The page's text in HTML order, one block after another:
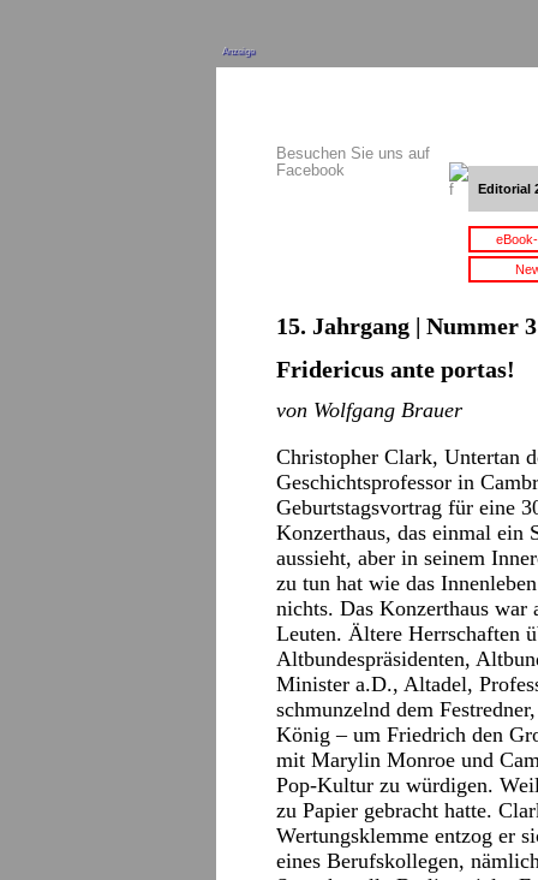
Anzeige
Besuchen Sie uns auf
Facebook
Editorial
15. Jahrgang | Nummer
Fridericus ante portas!
von Wolfgang Brauer
Christopher Clark, Untertan
Geschichtsprofessor in
Geburtstagsvortrag für eine
Konzerthaus, das einmal ein
aussieht, aber in seinem
zu tun hat wie das
nichts. Das Konzerthaus
Leuten. Ältere Herrschaften
Altbundespräsidenten,
Minister a.D., Altadel,
schmunzelnd dem
König – um Friedrich den
mit Marylin Monroe und
Pop-Kultur zu würdigen.
zu Papier gebracht hatte.
Wertungsklemme entzog er
eines Berufskollegen,